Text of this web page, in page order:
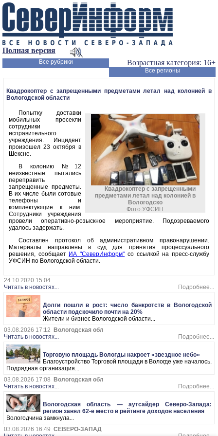
Полная версия
Возрастная категория: 16+
Все рубрики
Все регионы
Квадрокоптер с запрещенными предметами летал над колонией в
Вологодской области
Квадрокоптер с запрещенными
предметами летал над колонией в
Вологодско
Фото:УФСИН
Попытку доставки
мобильных пресекли
сотрудники
исправительного
учреждения. Инцидент
произошел 23 октября в
Шексне.
В колонию №12
неизвестные пытались
переправить
запрещенные предметы.
В их числе были сотовые
телефоны и
комплектующие к ним.
Сотрудники учреждения
провели оперативно-розыскное мероприятие. Подозреваемого
удалось задержать.
Составлен протокол об административном правонарушении.
Материалы направлены в суд для принятия процессуального
решения, сообщает ИА "СеверИнформ" со ссылкой на пресс-службу
УФСИН по Вологодской области.
24.10.2020 15:04
Читать в новостях...
Подробнее...
Долги пошли в рост: число банкротств в Вологодской
области подскочило почти на 20%
Жители и бизнес Вологодской области...
03.08.2026 17:12
Вологодская обл
Читать в новостях...
Подробнее...
Торговую площадь Вологды накроет «звездное небо»
Благоустройство Торговой площади в Вологде уже началось.
Подрядная организация...
03.08.2026 17:08
Вологодская обл
Читать в новостях...
Подробнее...
Вологодская область — аутсайдер Северо-Запада:
регион занял 62-е место в рейтинге доходов населения
Вологодчина замкнула...
03.08.2026 16:49 СЕВЕРО-ЗАПАД